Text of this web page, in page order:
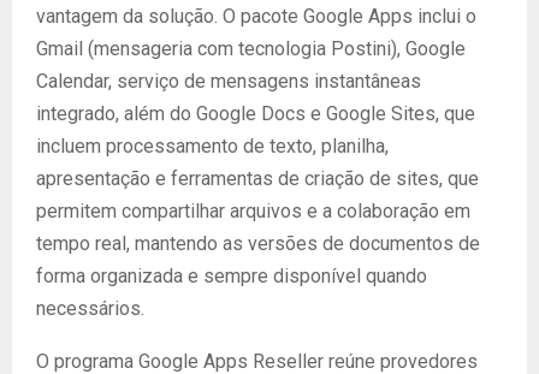
vantagem da solução. O pacote Google Apps inclui o
Gmail (mensageria com tecnologia Postini), Google
Calendar, serviço de mensagens instantâneas
integrado, além do Google Docs e Google Sites, que
incluem processamento de texto, planilha,
apresentação e ferramentas de criação de sites, que
permitem compartilhar arquivos e a colaboração em
tempo real, mantendo as versões de documentos de
forma organizada e sempre disponível quando
necessários.
O programa Google Apps Reseller reúne provedores